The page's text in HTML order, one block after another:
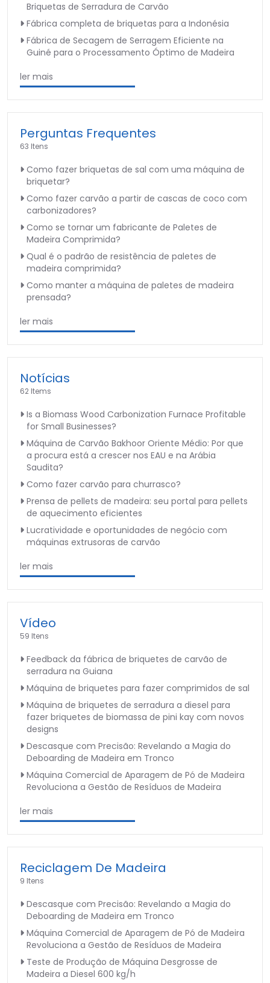
Briquetas de Serradura de Carvão
Fábrica completa de briquetas para a Indonésia
Fábrica de Secagem de Serragem Eficiente na
Guiné para o Processamento Óptimo de Madeira
ler mais
Perguntas Frequentes
63 Itens
Como fazer briquetas de sal com uma máquina de
briquetar?
Como fazer carvão a partir de cascas de coco com
carbonizadores?
Como se tornar um fabricante de Paletes de
Madeira Comprimida?
Qual é o padrão de resistência de paletes de
madeira comprimida?
Como manter a máquina de paletes de madeira
prensada?
ler mais
Notícias
62 Items
Is a Biomass Wood Carbonization Furnace Profitable
for Small Businesses?
Máquina de Carvão Bakhoor Oriente Médio: Por que
a procura está a crescer nos EAU e na Arábia
Saudita?
Como fazer carvão para churrasco?
Prensa de pellets de madeira: seu portal para pellets
de aquecimento eficientes
Lucratividade e oportunidades de negócio com
máquinas extrusoras de carvão
ler mais
Vídeo
59 Itens
Feedback da fábrica de briquetes de carvão de
serradura na Guiana
Máquina de briquetes para fazer comprimidos de sal
Máquina de briquetes de serradura a diesel para
fazer briquetes de biomassa de pini kay com novos
designs
Descasque com Precisão: Revelando a Magia do
Deboarding de Madeira em Tronco
Máquina Comercial de Aparagem de Pó de Madeira
Revoluciona a Gestão de Resíduos de Madeira
ler mais
Reciclagem De Madeira
9 Itens
Descasque com Precisão: Revelando a Magia do
Deboarding de Madeira em Tronco
Máquina Comercial de Aparagem de Pó de Madeira
Revoluciona a Gestão de Resíduos de Madeira
Teste de Produção de Máquina Desgrosse de
Madeira a Diesel 600 kg/h